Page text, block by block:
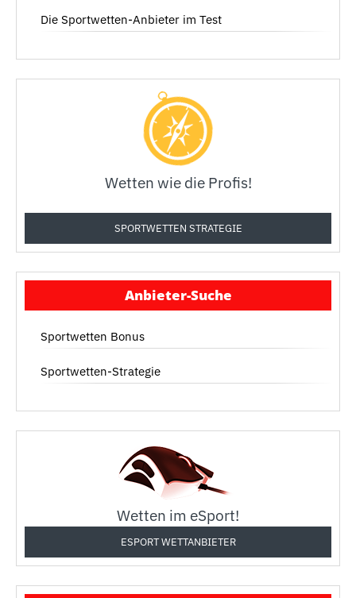
Die Sportwetten-Anbieter im Test
Wetten wie die Profis!
SPORTWETTEN STRATEGIE
Anbieter-Suche
Sportwetten Bonus
Sportwetten-Strategie
Wetten im eSport!
ESPORT WETTANBIETER